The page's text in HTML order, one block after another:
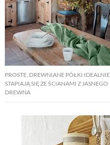
PROSTE, DREWNIANE PÓŁKI IDEALNIE
STAPIAJĄ SIĘ ZE ŚCIANAMI Z JASNEGO
DREWNA